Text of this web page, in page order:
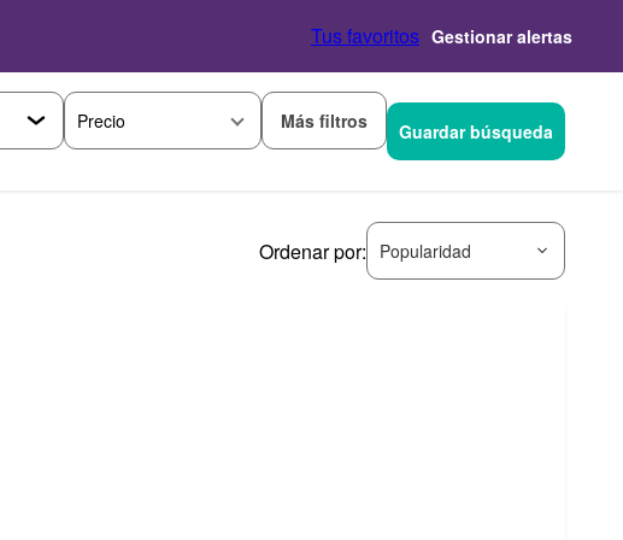
Tus favoritos Gestionar alertas
Precio Más filtros Guardar búsqueda
Ordenar por: Popularidad